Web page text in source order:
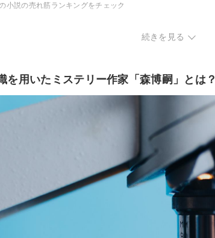
小説の売れ筋ランキングをチェック
続きを見る
を用いたミステリー作家「森博嗣」とは？